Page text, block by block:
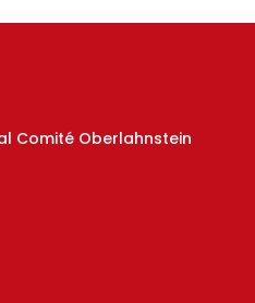
Comité Oberlahnstein